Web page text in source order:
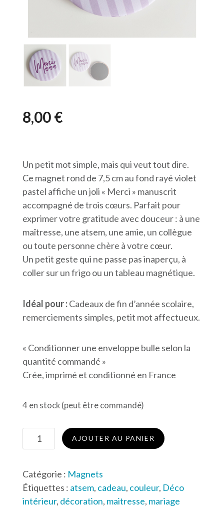
8,00€
Un petit mot simple, mais qui veut tout dire.
Ce magnet rond de 7,5 cm au fond rayé violet
pastel affiche un joli « Merci » manuscrit
accompagné de trois cœurs. Parfait pour
exprimer votre gratitude avec douceur : à une
maîtresse, une atsem, une amie, un collègue
ou toute personne chère à votre cœur.
Un petit geste qui ne passe pas inaperçu, à
coller sur un frigo ou un tableau magnétique.
Idéal pour :Cadeaux de fin d’année scolaire,
remerciements simples, petit mot affectueux.
« Conditionner une enveloppe bulle selon la
quantité commandé »
Crée, imprimé et conditionné en France
4 en stock (peut être commandé)
quantité
de
merci
violet
rayé
AJOUTER AU PANIER
Catégorie : Magnets
Étiquettes : atsem, cadeau, couleur, Déco
intérieur, décoration, maitresse, mariage